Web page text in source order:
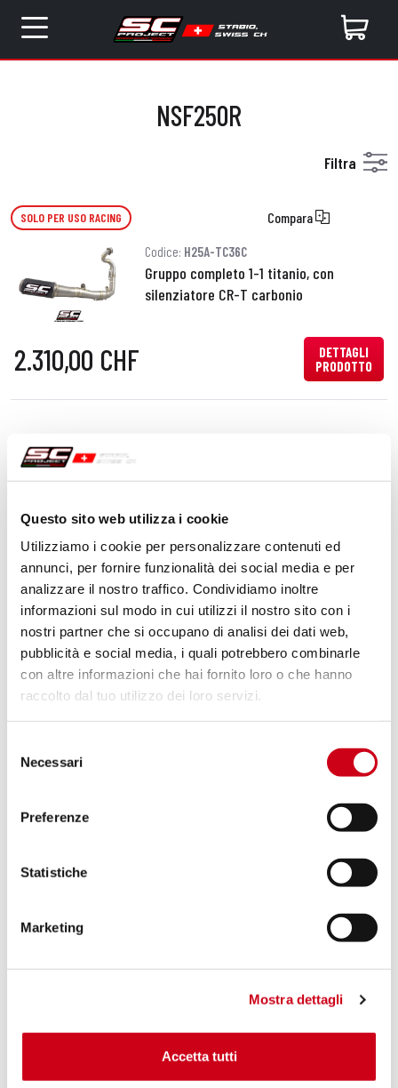
Questo sito web utilizza i cookie
Utilizziamo i cookie per personalizzare contenuti ed
annunci, per fornire funzionalità dei social media e per
analizzare il nostro traffico. Condividiamo inoltre
informazioni sul modo in cui utilizzi il nostro sito con i
nostri partner che si occupano di analisi dei dati web,
pubblicità e social media, i quali potrebbero combinarle
con altre informazioni che hai fornito loro o che hanno
raccolto dal tuo utilizzo dei loro servizi.
delNecessari
Preferenze
Statistiche
Marketing
Mostra dettagli
Accetta tutti
NSF250R
Filtra
SOLO PER USO RACING Compara
Codice: H25A-TC36C
Gruppo completo 1-1 titanio, con
silenziatore CR-T carbonio
2.310,00 CHF
DETTAGLI
PRODOTTO